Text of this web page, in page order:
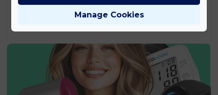
Retro Kresz teszt társasjáték – közlekedési oktató
játék kicsiknek és nagyoknak (BBMJ)
Manage Cookies